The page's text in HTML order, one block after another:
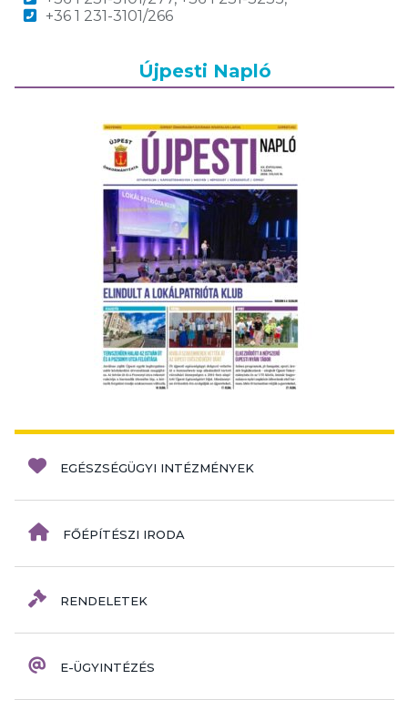
+36 1 231-3101/266
Újpesti Napló
EGÉSZSÉGÜGYI INTÉZMÉNYEK
FŐÉPÍTÉSZI IRODA
RENDELETEK
E-ÜGYINTÉZÉS